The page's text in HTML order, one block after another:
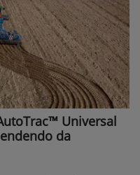
Universal
da